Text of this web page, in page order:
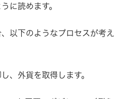
に読めます。
以下のようなプロセスが考え
、外貨を取得します。